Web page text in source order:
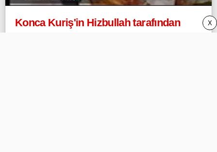
Konca Kuriş'in Hizbullah tarafından
X